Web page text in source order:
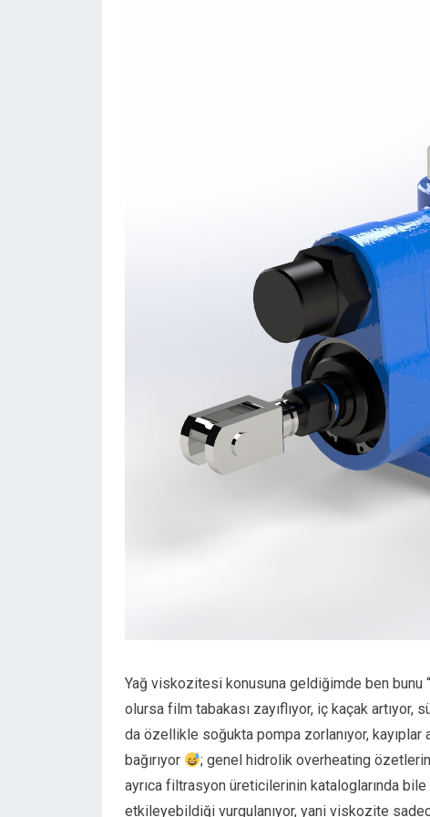
Yağ viskozitesi konusuna geldiğimde ben bunu
olursa film tabakası zayıflıyor, iç kaçak artıyor,
da özellikle soğukta pompa zorlanıyor,
bağırıyor
; genel hidrolik overheating
ayrıca filtrasyon üreticilerinin kataloglarında
etkileyebildiği vurgulanıyor, yani viskozite